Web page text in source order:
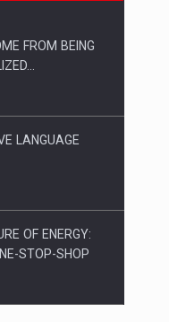
FROM BEING
LANGUAGE
OF ENERGY:
STOP-SHOP